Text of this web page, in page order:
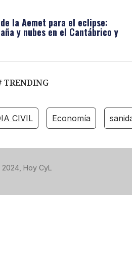
la Aemet para el eclipse:
y nubes en el Cantábrico y
TRENDING
CIVIL Economía
Hoy CyL